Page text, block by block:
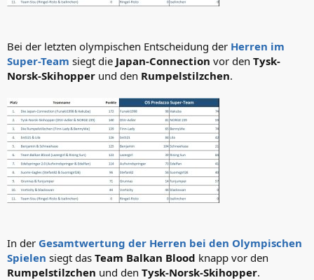
Bei der letzten olympischen Entscheidung der Herren im
Super-Team siegt die Japan-Connection vor den Tysk-
Norsk-Skihopper und den Rumpelstilzchen.
In der Gesamtwertung der Herren bei den Olympischen
Spielen siegt das Team Balkan Blood knapp vor den
Rumpelstilzchen und den Tysk-Norsk-Skihopper.